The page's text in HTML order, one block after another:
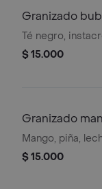
Granizado
Té negro,
$ 15.000
Granizado
Mango, piña,
$ 15.000